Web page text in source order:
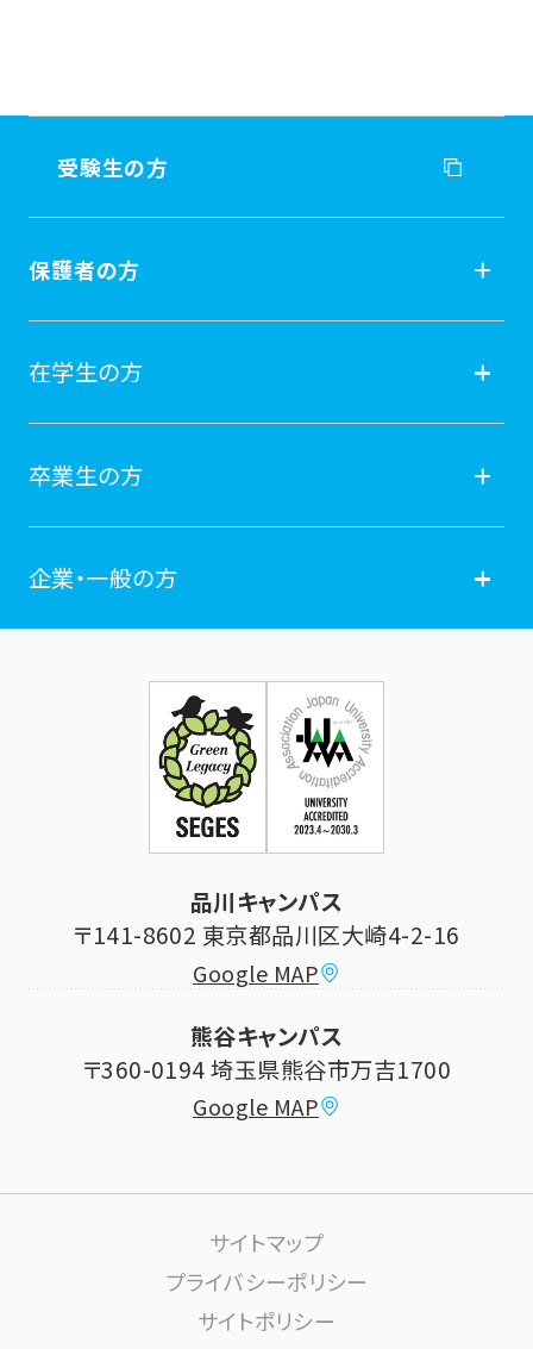
受験生の方
受験生の方
オープンキャンパス
保護者の方
保護者の方
学費納付金・奨学金
証明書発行手続き
在学生の方
在学生の方
学年暦
証明書発行・各種手続き
シラバス (講義案内)
学費納付金・奨学金
大学祭
学内ネットワーク環境(りすねっと)
卒業生の方
卒業生の方
住所等登録内容の変更
企業・一般の方
科目等履修生制度のご案内
研究推進・社会貢献センター
大学施設の利用について
品川キャンパス
〒141-8602 東京都品川区大崎4-2-16
Google MAP
熊谷キャンパス
〒360-0194 埼玉県熊谷市万吉1700
Google MAP
サイトマップ
プライバシーポリシー
サイトポリシー